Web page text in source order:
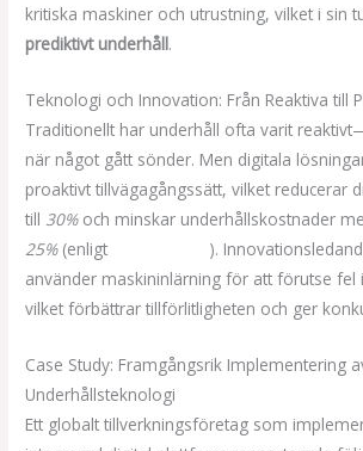
kritiska maskiner och utrustning, vilket i sin
prediktivt underhåll.
Teknologi och Innovation: Från Reaktiva till
Traditionellt har underhåll ofta varit
när något gått sönder. Men digitala
proaktivt tillvägagångssätt, vilket reducerar
till 30%och minskar underhållskostnader
25%(enligt
).
använder maskininlärning för att förutse fel
vilket förbättrar tillförlitligheten och ger
Case Study: Framgångsrik Implementering
Underhållsteknologi
Ett globalt tillverkningsföretag som